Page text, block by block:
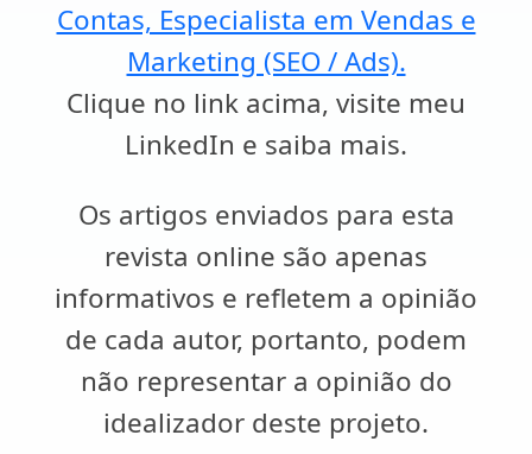
Contas, Especialista em Vendas e
Marketing (SEO / Ads).
Clique no link acima, visite meu
LinkedIn e saiba mais.
Os artigos enviados para esta
revista online são apenas
informativos e refletem a opinião
de cada autor, portanto, podem
não representar a opinião do
idealizador deste projeto.